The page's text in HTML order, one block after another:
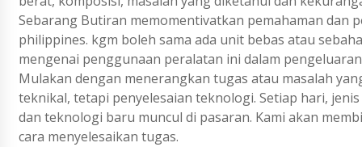
Sebarang Butiran memomentivatkan pemahaman dan
philippines. kgm boleh sama ada unit bebas atau
mengenai penggunaan peralatan ini dalam
Mulakan dengan menerangkan tugas atau masalah
teknikal, tetapi penyelesaian teknologi. Setiap hari,
dan teknologi baru muncul di pasaran. Kami akan
cara menyelesaikan tugas.